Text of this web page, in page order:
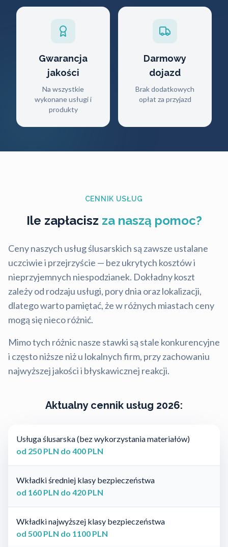
Gwarancja
jakości
Na wszystkie
wykonane usługi i
produkty
Darmowy
dojazd
Brak dodatkowych
opłat za przyjazd
CENNIK USŁUG
Ile zapłacisz za naszą pomoc?
Ceny naszych usług ślusarskich są zawsze ustalane
uczciwie i przejrzyście — bez ukrytych kosztów i
nieprzyjemnych niespodzianek. Dokładny koszt
zależy od rodzaju usługi, pory dnia oraz lokalizacji,
dlatego warto pamiętać, że w różnych miastach ceny
mogą się nieco różnić.
Mimo tych różnic nasze stawki są stale konkurencyjne
i często niższe niż u lokalnych firm, przy zachowaniu
najwyższej jakości i błyskawicznej reakcji.
Aktualny cennik usług 2026:
Usługa ślusarska (bez wykorzystania materiałów)
od 250 PLN do 400 PLN
Wkładki średniej klasy bezpieczeństwa
od 160 PLN do 420 PLN
Wkładki najwyższej klasy bezpieczeństwa
od 500 PLN do 1100 PLN